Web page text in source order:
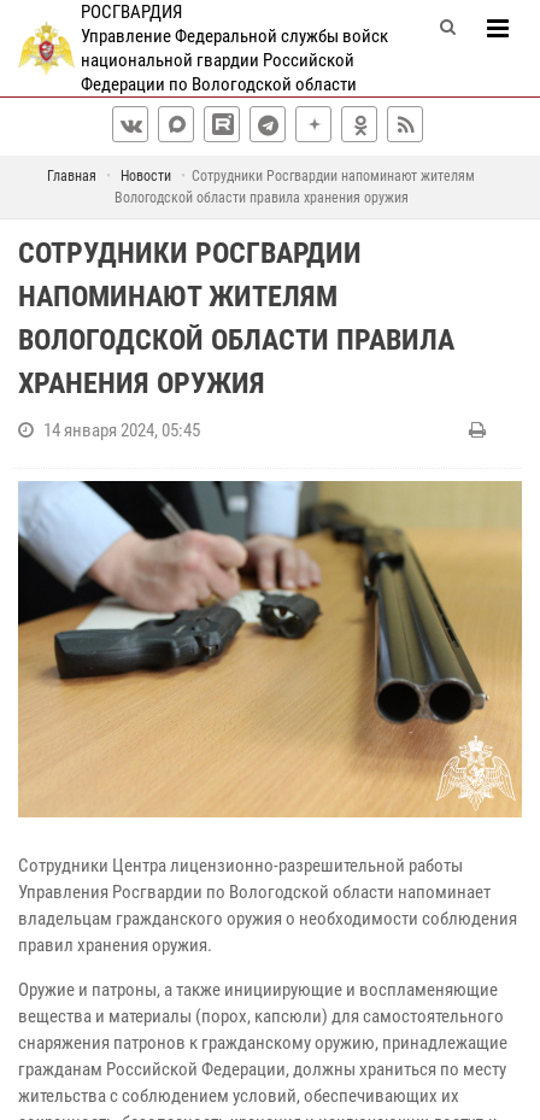
РОСГВАРДИЯ
Управление Федеральной службы войск
национальной гвардии Российской
Федерации по Вологодской области
Главная Новости
Сотрудники Росгвардии напоминают жителям
Вологодской области правила хранения оружия
СОТРУДНИКИ РОСГВАРДИИ
НАПОМИНАЮТ ЖИТЕЛЯМ
ВОЛОГОДСКОЙ ОБЛАСТИ ПРАВИЛА
ХРАНЕНИЯ ОРУЖИЯ
14 января 2024, 05:45
Сотрудники Центра лицензионно-разрешительной работы
Управления Росгвардии по Вологодской области напоминает
владельцам гражданского оружия о необходимости соблюдения
правил хранения оружия.
Оружие и патроны, а также инициирующие и воспламеняющие
вещества и материалы (порох, капсюли) для самостоятельного
снаряжения патронов к гражданскому оружию, принадлежащие
гражданам Российской Федерации, должны храниться по месту
жительства с соблюдением условий, обеспечивающих их